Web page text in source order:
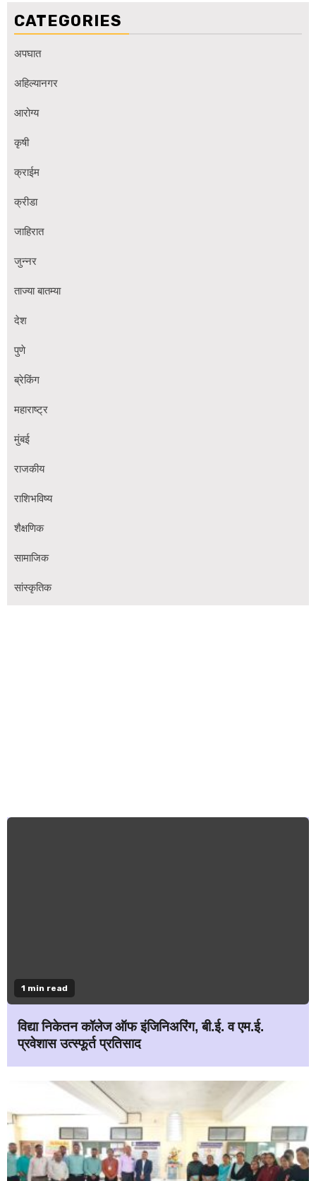
CATEGORIES
अपघात
अहिल्यानगर
आरोग्य
कृषी
क्राईम
क्रीडा
जाहिरात
जुन्नर
ताज्या बातम्या
देश
पुणे
ब्रेकिंग
महाराष्ट्र
मुंबई
राजकीय
राशिभविष्य
शैक्षणिक
सामाजिक
सांस्कृतिक
1 min read
विद्या निकेतन कॉलेज ऑफ इंजिनिअरिंग, बी.ई. व एम.ई.
प्रवेशास उत्स्फूर्त प्रतिसाद